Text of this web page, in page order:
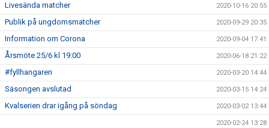
Livesända matcher 2020-10-16 20:55
Publik på ungdomsmatcher 2020-09-29 20:35
Information om Corona 2020-09-04 17:41
Årsmöte 25/6 kl 19:00 2020-06-18 21:22
#fyllhangaren 2020-03-20 14:44
Säsongen avslutad 2020-03-15 14:24
Kvalserien drar igång på söndag 2020-03-02 13:44
2020-02-24 13:28